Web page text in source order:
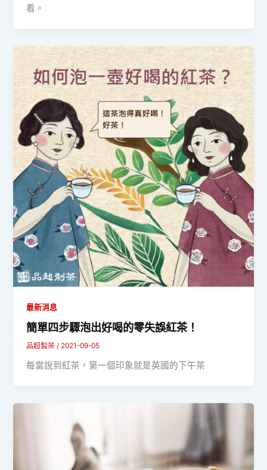
看。
最新消息
簡單四步驟泡出好喝的零失誤紅茶！
品超製茶/ 2021-09-05
每當說到紅茶，第一個印象就是英國的下午茶